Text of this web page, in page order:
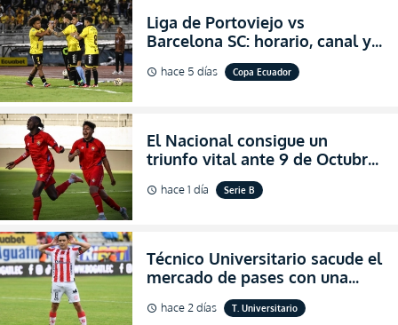
Liga de Portoviejo vs
Barcelona SC: horario, canal y
dónde ver EN VIVO los octavos
de final de la Copa Ecuador
schedule hace 5 días Copa Ecuador
El Nacional consigue un
triunfo vital ante 9 de Octubre
para encender la fe en la
salvación
schedule hace 1 día Serie B
Técnico Universitario sacude el
mercado de pases con una
verdadera revolución para
asegurar la permanencia
schedule hace 2 días T. Universitario